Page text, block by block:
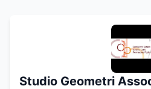
Studio Geometri